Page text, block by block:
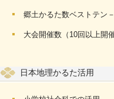
郷土かるた数ベストテン
大会開催数（10回以上開催
日本地理かるた活用